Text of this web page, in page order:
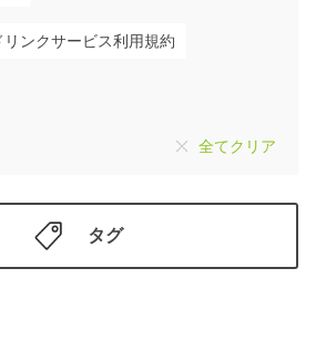
ンクサービス利用規約
全てクリア
タグ